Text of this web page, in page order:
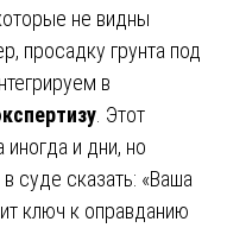
не видны
просадку грунта под
в
. Этот
и дни, но
суде сказать: «Ваша
ключ к оправданию